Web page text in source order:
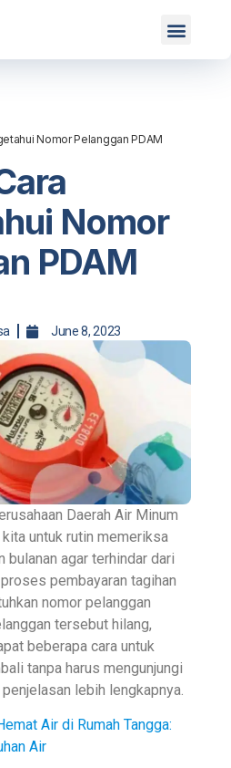
Nomor Pelanggan PDAM
Nomor
PDAM
June 8, 2023
Daerah Air Minum
untuk rutin memeriksa
bulanan agar terhindar dari
pembayaran tagihan
nomor pelanggan
tersebut hilang,
beberapa cara untuk
tanpa harus mengunjungi
lebih lengkapnya.
Air di Rumah Tangga:
Air